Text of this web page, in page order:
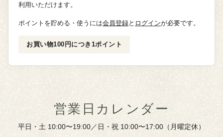
利用いただけます。
ポイントを貯める・使うには会員登録と ログインが必要です。
お買い物100円につき1ポイント
営業日カレンダー
平日・土 10:00〜19:00／日・祝 10:00〜17:00（月曜定休）